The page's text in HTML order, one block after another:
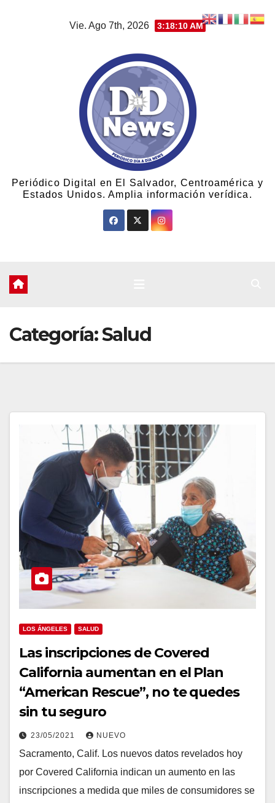
Vie. Ago 7th, 2026 3:18:10 AM
Periódico Digital en El Salvador, Centroamérica y
Estados Unidos. Amplia información verídica.
Categoría:Salud
LOS ÁNGELES SALUD
Las inscripciones de Covered
California aumentan en el Plan
“American Rescue”, no te quedes
sin tu seguro
23/05/2021 NUEVO
Sacramento, Calif. Los nuevos datos revelados hoy
por Covered California indican un aumento en las
inscripciones a medida que miles de consumidores se